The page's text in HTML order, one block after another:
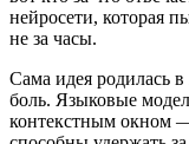
нейросети, которая
не за часы.
Сама идея родилась
боль. Языковые
контекстным окном